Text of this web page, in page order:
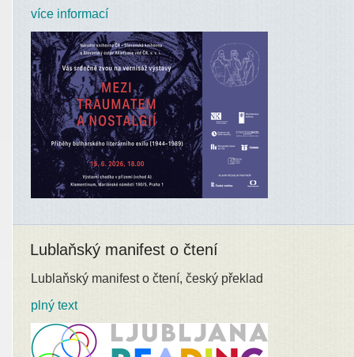
více informací
Lublaňský manifest o čtení
Lublaňský manifest o čtení, český překlad
plný text